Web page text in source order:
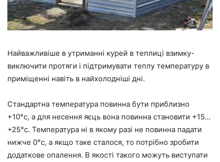
Найважливіше в утриманні курей в теплиці взимку-
виключити протяги і підтримувати теплу температуру в
приміщенні навіть в найхолодніші дні.
Стандартна температура повинна бути приблизно
+10°с, а для несення яєць вона повинна становити +15…
+25°с. Температура ні в якому разі не повинна падати
нижче 0°с, а якщо таке сталося, то потрібно зробити
додаткове опалення. В якості такого можуть виступати